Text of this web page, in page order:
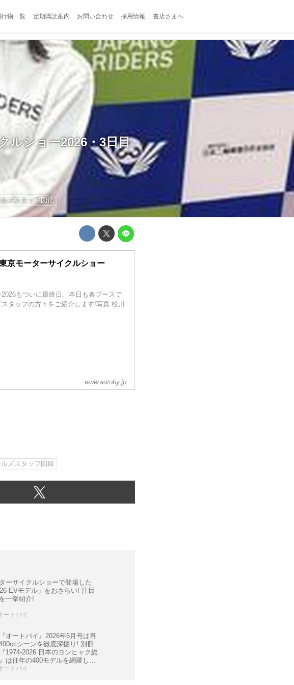
行物一覧 定期購読案内 お問い合わせ 採用情報 書店さまへ
ルショー2026・3日目
ルズスタッフ図鑑
京モーターサイクルショー
もついに最終日。本日も各ブースで
タッフの方々をご紹介します!写真:松川
www.autoby.jp
ルズスタッフ図鑑
ーサイクルショーで登場した
EVモデル」をおさらい! 注目
一挙紹介!
ートバイ
オートバイ』2026年6月号は再
シーンを徹底深掘り! 別冊
1974-2026 日本のヨンヒャク総
は往年の400モデルを網羅した
ートバイ